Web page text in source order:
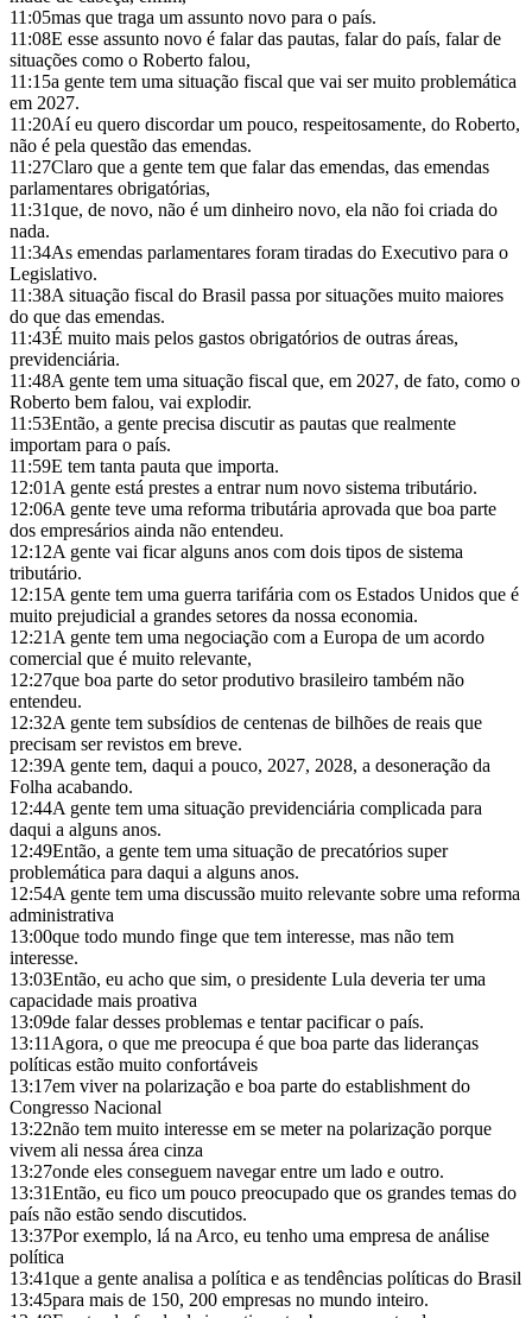
11:05mas que traga um assunto novo para o país.
11:08E esse assunto novo é falar das pautas, falar do país, falar de
situações como o Roberto falou,
11:15a gente tem uma situação fiscal que vai ser muito problemática
em 2027.
11:20Aí eu quero discordar um pouco, respeitosamente, do Roberto,
não é pela questão das emendas.
11:27Claro que a gente tem que falar das emendas, das emendas
parlamentares obrigatórias,
11:31que, de novo, não é um dinheiro novo, ela não foi criada do
nada.
11:34As emendas parlamentares foram tiradas do Executivo para o
Legislativo.
11:38A situação fiscal do Brasil passa por situações muito maiores
do que das emendas.
11:43É muito mais pelos gastos obrigatórios de outras áreas,
previdenciária.
11:48A gente tem uma situação fiscal que, em 2027, de fato, como o
Roberto bem falou, vai explodir.
11:53Então, a gente precisa discutir as pautas que realmente
importam para o país.
11:59E tem tanta pauta que importa.
12:01A gente está prestes a entrar num novo sistema tributário.
12:06A gente teve uma reforma tributária aprovada que boa parte
dos empresários ainda não entendeu.
12:12A gente vai ficar alguns anos com dois tipos de sistema
tributário.
12:15A gente tem uma guerra tarifária com os Estados Unidos que é
muito prejudicial a grandes setores da nossa economia.
12:21A gente tem uma negociação com a Europa de um acordo
comercial que é muito relevante,
12:27que boa parte do setor produtivo brasileiro também não
entendeu.
12:32A gente tem subsídios de centenas de bilhões de reais que
precisam ser revistos em breve.
12:39A gente tem, daqui a pouco, 2027, 2028, a desoneração da
Folha acabando.
12:44A gente tem uma situação previdenciária complicada para
daqui a alguns anos.
12:49Então, a gente tem uma situação de precatórios super
problemática para daqui a alguns anos.
12:54A gente tem uma discussão muito relevante sobre uma reforma
administrativa
13:00que todo mundo finge que tem interesse, mas não tem
interesse.
13:03Então, eu acho que sim, o presidente Lula deveria ter uma
capacidade mais proativa
13:09de falar desses problemas e tentar pacificar o país.
13:11Agora, o que me preocupa é que boa parte das lideranças
políticas estão muito confortáveis
13:17em viver na polarização e boa parte do establishment do
Congresso Nacional
13:22não tem muito interesse em se meter na polarização porque
vivem ali nessa área cinza
13:27onde eles conseguem navegar entre um lado e outro.
13:31Então, eu fico um pouco preocupado que os grandes temas do
país não estão sendo discutidos.
13:37Por exemplo, lá na Arco, eu tenho uma empresa de análise
política
13:41que a gente analisa a política e as tendências políticas do Brasil
13:45para mais de 150, 200 empresas no mundo inteiro.